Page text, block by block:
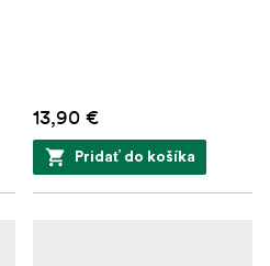
13,90 €
Pridať do košíka